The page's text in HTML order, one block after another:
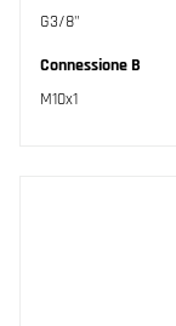
G3/8"
Connessione B
M10x1